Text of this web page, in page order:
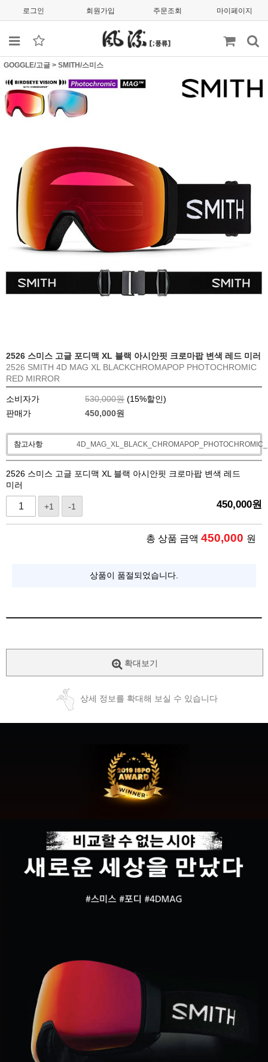
로그인 회원가입 주문조회 마이페이지
GOGGLE/고글 > SMITH/스미스
2526 스미스 고글 포디맥 XL 블랙 아시안핏 크로마팝 변색 레드 미러
2526 SMITH 4D MAG XL BLACKCHROMAPOP PHOTOCHROMIC
RED MIRROR
소비자가 530,000원 (15%할인)
판매가
450,000원
참고사항
2526 스미스 고글 포디맥 XL 블랙 아시안핏 크로마팝 변색 레드
미러
+1 -1 450,000원
총 상품 금액 450,000 원
상품이 품절되었습니다.
확대보기
상세 정보를 확대해 보실 수 있습니다